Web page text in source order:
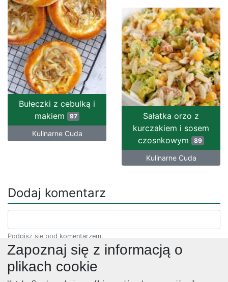
Bułeczki z cebulką i
makiem
97
Kulinarne Cuda
Sałatka orzo z
kurczakiem i sosem
czosnkowym
89
Kulinarne Cuda
Dodaj komentarz
Podpisz się pod komentarzem.
Zapoznaj się z informacją o
plikach cookie